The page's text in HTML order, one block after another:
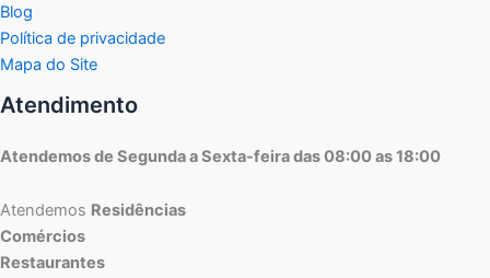
Blog
Política de privacidade
Mapa do Site
Atendimento
Atendemos de Segunda a Sexta-feira das 08:00 as 18:00
Atendemos Residências
Comércios
Restaurantes